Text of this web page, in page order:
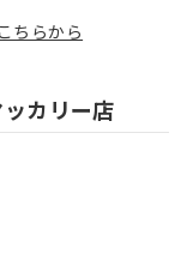
ちらから
カリー店